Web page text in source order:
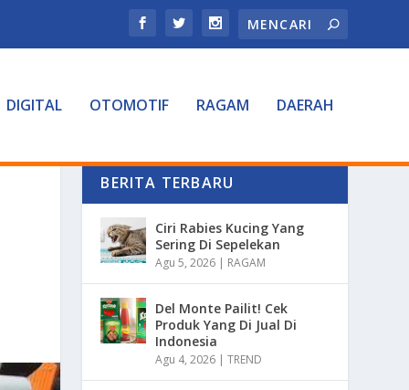
DIGITAL OTOMOTIF RAGAM DAERAH
BERITA TERBARU
Ciri Rabies Kucing Yang
Sering Di Sepelekan
Agu 5, 2026 | RAGAM
Del Monte Pailit! Cek
Produk Yang Di Jual Di
Indonesia
Agu 4, 2026 |TREND